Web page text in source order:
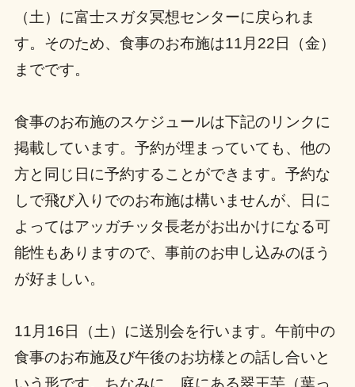
（土）に富士スガタ冥想センターに戻られま
す。そのため、食事のお布施は11月22日（金）
までです。
食事のお布施のスケジュールは下記のリンクに
掲載しています。予約が埋まっていても、他の
方と同じ日に予約することができます。予約な
しで飛び入りでのお布施は構いませんが、日に
よってはアッガチッタ長老がお出かけになる可
能性もありますので、事前のお申し込みのほう
が好ましい。
11月16日（土）に送別会を行います。午前中の
食事のお布施及び午後のお坊様との話し合いと
いう形です。ちなみに、庭にある翠王芋（葉っ